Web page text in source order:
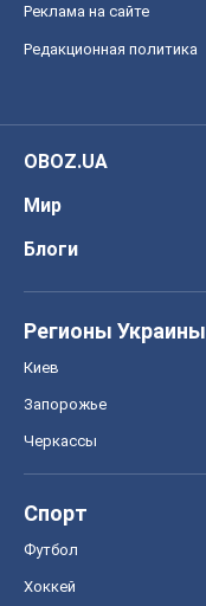
Реклама на сайте
Редакционная политика
OBOZ.UA
Мир
Блоги
Регионы Украины
Киев
Запорожье
Черкассы
Спорт
Футбол
Хоккей